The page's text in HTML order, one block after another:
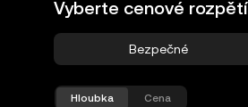
Vyberte cenové rozpětí
Bezpečné
Hloubka Cena